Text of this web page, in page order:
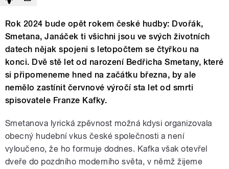
Rok 2024 bude opět rokem české hudby: Dvořák,
Smetana, Janáček ti všichni jsou ve svých životních
datech nějak spojeni s letopočtem se čtyřkou na
konci. Dvě stě let od narození Bedřicha Smetany, které
si připomeneme hned na začátku března, by ale
nemělo zastínit červnové výročí sta let od smrti
spisovatele Franze Kafky.
Smetanova lyrická zpěvnost možná kdysi organizovala
obecný hudební vkus české společnosti a není
vyloučeno, že ho formuje dodnes. Kafka však otevřel
dveře do pozdního moderního světa, v němž žijeme